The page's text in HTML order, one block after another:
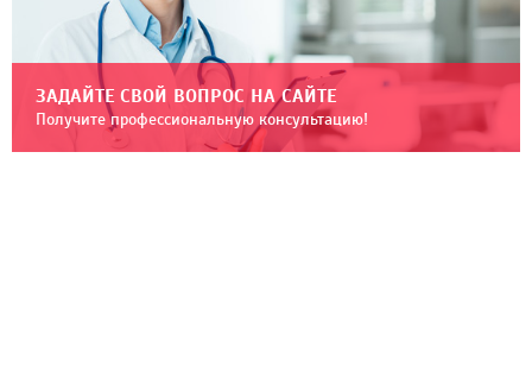
ЗАДАЙТЕ СВОЙ ВОПРОС НА САЙТЕ
Получите профессиональную консультацию!